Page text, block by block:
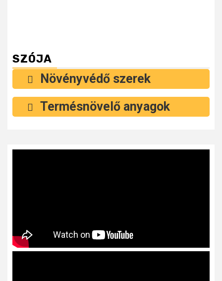
SZÓJA
Növényvédő szerek
Termésnövelő anyagok